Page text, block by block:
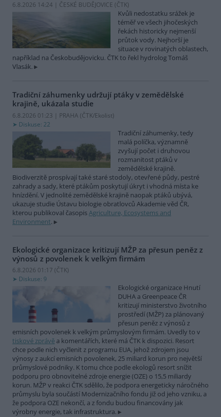
6.8.2026 14:24 | ČESKÉ BUDĚJOVICE (ČTK)
Kvůli nedostatku srážek je
téměř ve všech jihočeských
řekách historicky nejmenší
průtok vody. Nejhorší je
situace v rovinatých oblastech,
například na Českobudějovicku. ČTK to řekl hydrolog Tomáš
Vlasák.
Tradiční záhumenky udržují ptáky v zemědělské
krajině, ukázala studie
6.8.2026 01:23 | PRAHA (ČTK/Ekolist)
Diskuse: 22
Tradiční záhumenky, tedy
malá políčka, významně
zvyšují počet i druhovou
rozmanitost ptáků v
zemědělské krajině.
Biodiverzitě prospívají také staré stodoly, otevřené půdy, pestré
zahrady a sady, které ptákům poskytují úkryt i vhodná místa ke
hnízdění. V jednolité zemědělské krajině naopak ptáků ubývá,
ukazuje studie Ústavu biologie obratlovců Akademie věd ČR,
kterou publikoval časopisAgriculture, Ecosystems and
Environment.
Ekologické organizace kritizují MŽP za přesun peněz z
výnosů z povolenek k velkým firmám
6.8.2026 01:17 (ČTK)
Diskuse: 9
Ekologické organizace Hnutí
DUHA a Greenpeace ČR
kritizují ministerstvo životního
prostředí (MŽP) za plánovaný
přesun peněz z výnosů z
emisních povolenek k velkým průmyslovým firmám. Uvedly to v
tiskové zprávě a komentářích, které má ČTK k dispozici. Resort
chce podle nich vyčlenit z programu EUA, jehož zdrojem jsou
výnosy z aukcí emisních povolenek, 25 miliard korun pro největší
průmyslové podniky. K tomu chce podle ekologů resort snížit
podporu pro obnovitelné zdroje energie (OZE) o 15,5 miliardy
korun. MŽP v reakci ČTK sdělilo, že podpora energeticky náročného
průmyslu byla součástí Modernizačního fondu již od jeho vzniku, a
že podpora OZE nekončí, a z fondu budou financovány jak
výrobny energie, tak infrastruktura.